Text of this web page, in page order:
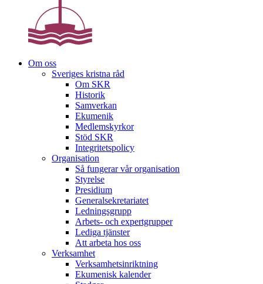
Om oss
Sveriges kristna råd
Om SKR
Historik
Samverkan
Ekumenik
Medlemskyrkor
Stöd SKR
Integritetspolicy
Organisation
Så fungerar vår organisation
Styrelse
Presidium
Generalsekretariatet
Ledningsgrupp
Arbets- och expertgrupper
Lediga tjänster
Att arbeta hos oss
Verksamhet
Verksamhetsinriktning
Ekumenisk kalender